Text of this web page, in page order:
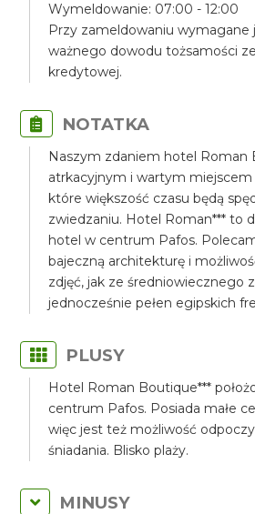
Wymeldowanie: 07:00 - 12:00
Przy zameldowaniu wymagane
ważnego dowodu tożsamości
kredytowej.
NOTATKA
Naszym zdaniem hotel Roman
atrkacyjnym i wartym miejscem
które większość czasu będą
zwiedzaniu. Hotel Roman*** to
hotel w centrum Pafos.
bajeczną architekturę i
zdjęć, jak ze średniowiecznego
jednocześnie pełen egipskich
PLUSY
Hotel Roman Boutique***
centrum Pafos. Posiada małe
więc jest też możliwość
śniadania. Blisko plaży.
MINUSY